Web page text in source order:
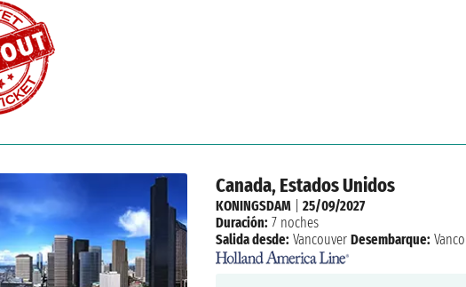
Canada, Estados Unidos
KONINGSDAM| 25/09/2027
Duración: 7 noches
Salida desde: Vancouver Desembarque: